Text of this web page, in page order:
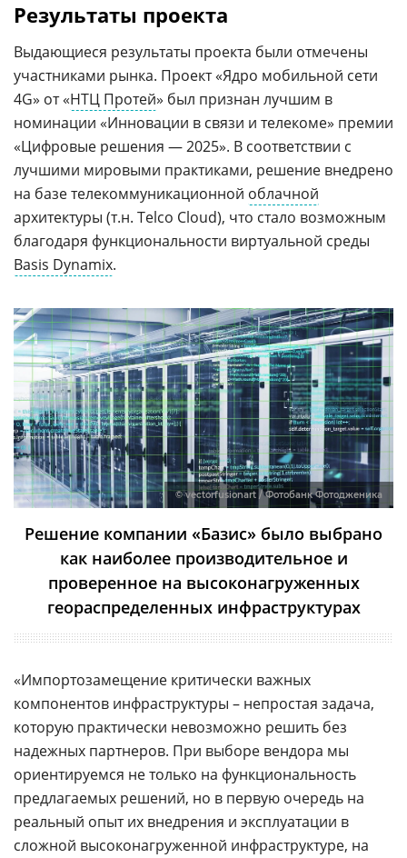
Результаты проекта
Выдающиеся результаты проекта были отмечены
участниками рынка. Проект «Ядро мобильной сети
4G» от «НТЦ Протей» был признан лучшим в
номинации «Инновации в связи и телекоме» премии
«Цифровые решения — 2025». В соответствии с
лучшими мировыми практиками, решение внедрено
на базе телекоммуникационной облачной
архитектуры (т.н. Telco Cloud), что стало возможным
благодаря функциональности виртуальной среды
Basis Dynamix.
© vectorfusionart / Фотобанк Фотодженика
Решение компании «Базис» было выбрано
как наиболее производительное и
проверенное на высоконагруженных
геораспределенных инфраструктурах
«Импортозамещение критически важных
компонентов инфраструктуры – непростая задача,
которую практически невозможно решить без
надежных партнеров. При выборе вендора мы
ориентируемся не только на функциональность
предлагаемых решений, но в первую очередь на
реальный опыт их внедрения и эксплуатации в
сложной высоконагруженной инфраструктуре, на